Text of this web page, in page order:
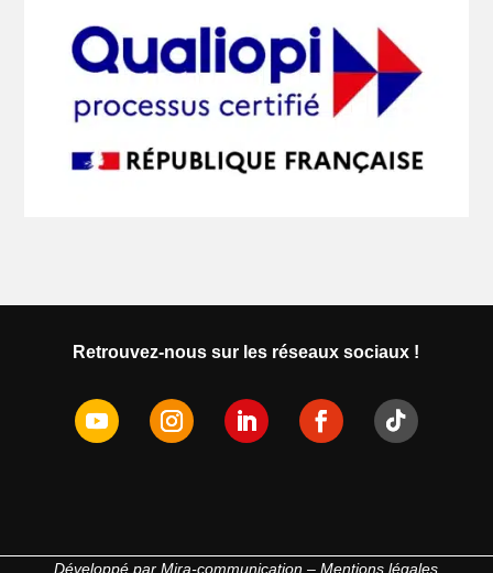
Retrouvez-nous sur les réseaux sociaux !
Développé parMira-communication –Mentions légales